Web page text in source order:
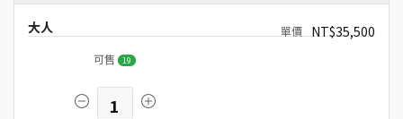
大人 NT$35,500
可售 19
1